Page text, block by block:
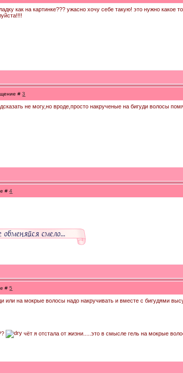
как на картинке??? ужасно хочу себе такую! это нужно
#3
не могу,но вроде,просто накрученые на бигуди волосы
#4
#5
или на мокрые волосы надо накручивать и вместе с бигудями
чёт я отстала от жизни.....это в смысле гель на мокрые